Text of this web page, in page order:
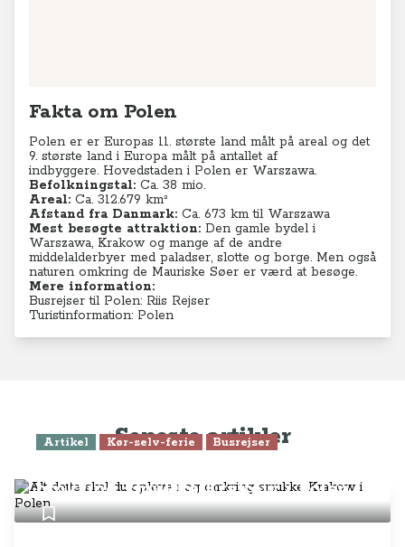
Fakta om Polen
Polen er er Europas 11. største land målt på areal og det
9. største land i Europa målt på antallet af
indbyggere. Hovedstaden i Polen er Warszawa.
Befolkningstal: Ca. 38 mio.
Areal: Ca. 312.679 km²
Afstand fra Danmark: Ca. 673 km til Warszawa
Mest besøgte attraktion: Den gamle bydel i
Warszawa, Krakow og mange af de andre
middelalderbyer med paladser, slotte og borge. Men også
naturen omkring de Mauriske Søer er værd at besøge.
Mere information:
Busrejser til Polen: Riis Rejser
Turistinformation: Polen
Seneste artikler
Artikel Kør-selv-ferie Busrejser
omkring smukke Krakow i Polen